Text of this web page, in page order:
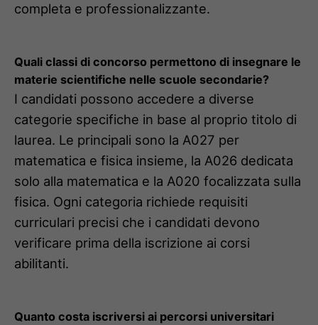
completa e professionalizzante.
Quali classi di concorso permettono di insegnare le
materie scientifiche nelle scuole secondarie?
I candidati possono accedere a diverse
categorie specifiche in base al proprio titolo di
laurea. Le principali sono la A027 per
matematica e fisica insieme, la A026 dedicata
solo alla matematica e la A020 focalizzata sulla
fisica. Ogni categoria richiede requisiti
curriculari precisi che i candidati devono
verificare prima della iscrizione ai corsi
abilitanti.
Quanto costa iscriversi ai percorsi universitari